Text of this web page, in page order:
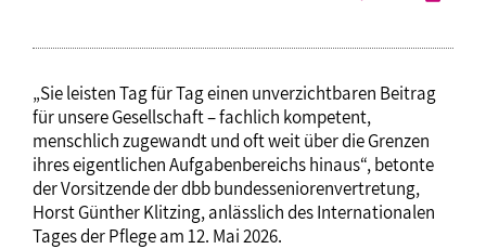
„Sie leisten Tag für Tag einen unverzichtbaren Beitrag
für unsere Gesellschaft – fachlich kompetent,
menschlich zugewandt und oft weit über die Grenzen
ihres eigentlichen Aufgabenbereichs hinaus“, betonte
der Vorsitzende der dbb bundesseniorenvertretung,
Horst Günther Klitzing, anlässlich des Internationalen
Tages der Pflege am 12. Mai 2026.